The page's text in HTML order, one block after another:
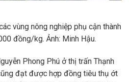
vùng nông nghiệp phụ cận thành
đồng/kg. Ảnh: Minh Hậu.
Phong Phú ở thị trấn Thạnh
đạt được hợp đồng tiêu thụ ớt